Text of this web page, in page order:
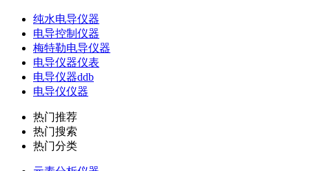
纯水电导仪器
电导控制仪器
梅特勒电导仪器
电导仪器仪表
电导仪器ddb
电导仪仪器
热门推荐
热门搜索
热门分类